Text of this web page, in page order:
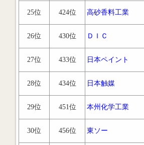
25位 424位 高砂香料工業
26位 430位 ＤＩＣ
27位 433位 日本ペイント
28位 434位 日本触媒
29位 451位 本州化学工業
30位 456位 東ソー